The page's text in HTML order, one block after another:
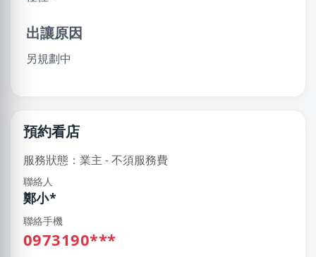
出讓原因
另規劃中
預約看店
服務狀態：業主 - 不須服務費
聯絡人
鄭小*
聯絡手機
0973190***